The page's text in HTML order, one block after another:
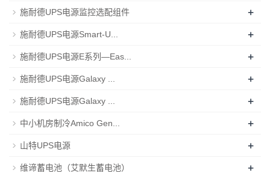
施耐德UPS电源监控选配组件 +
施耐德UPS电源Smart-U... +
施耐德UPS电源E系列—Eas... +
施耐德UPS电源Galaxy ... +
施耐德UPS电源Galaxy ... +
中小机房制冷Amico Gen... +
山特UPS电源 +
维谛蓄电池（艾默生蓄电池） +